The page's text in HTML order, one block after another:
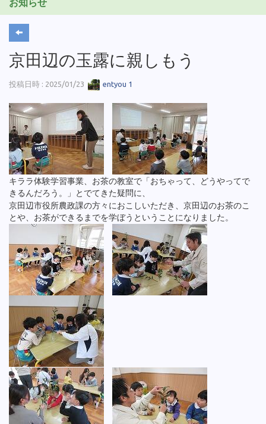
お知らせ
京田辺の玉露に親しもう
投稿日時 : 2025/01/23 entyou 1
キララ体験学習事業、お茶の教室で「おちゃって、どうやってで
きるんだろう。」とでてきた疑問に、
京田辺市役所農政課の方々におこしいただき、京田辺のお茶のこ
とや、お茶ができるまでを学ぼうということになりました。